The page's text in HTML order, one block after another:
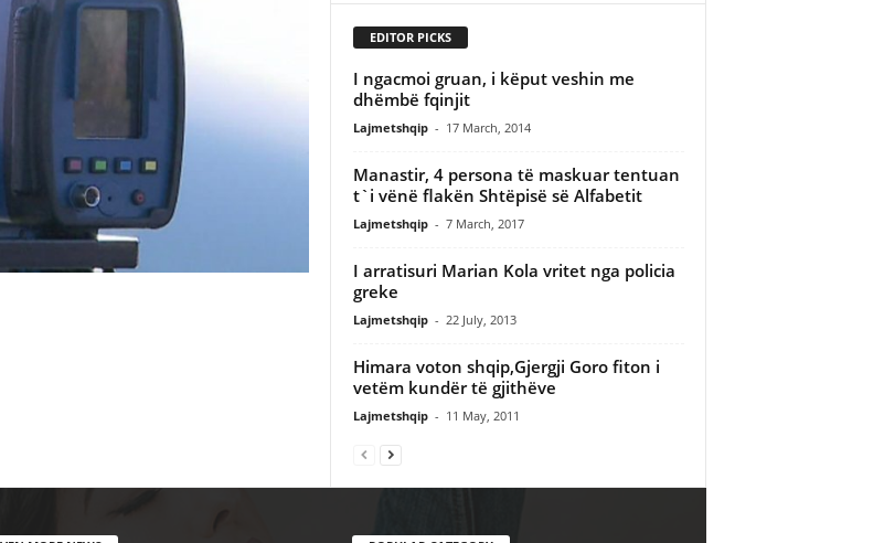
EDITOR PICKS
I ngacmoi gruan, i këput veshin me
dhëmbë fqinjit
Lajmetshqip - 17 March, 2014
Manastir, 4 persona të maskuar tentuan
t`i vënë flakën Shtëpisë së Alfabetit
Lajmetshqip - 7 March, 2017
I arratisuri Marian Kola vritet nga policia
greke
Lajmetshqip - 22 July, 2013
Himara voton shqip,Gjergji Goro fiton i
vetëm kundër të gjithëve
Lajmetshqip - 11 May, 2011